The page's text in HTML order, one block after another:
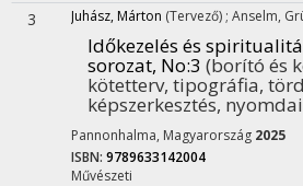
3 Juhász, Márton (Tervező) ; Anselm,
Időkezelés és
sorozat, No:3 (borító és
kötetterv, tipográfia,
képszerkesztés,
Pannonhalma, Magyarország 2025
ISBN: 9789633142004
Művészeti